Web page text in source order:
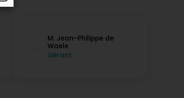
M. Jean-Philippe de
Waele
Gérant